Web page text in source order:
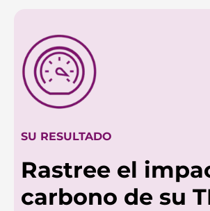
SU RESULTADO
Rastree el
carbono de su